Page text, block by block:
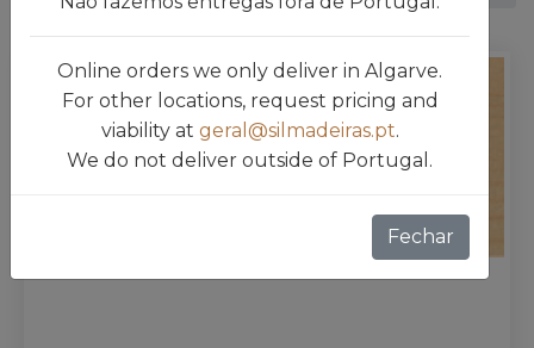
Online orders we only deliver in Algarve.
For other locations, request pricing and
viability at geral@silmadeiras.pt.
We do not deliver outside of Portugal.
Fechar